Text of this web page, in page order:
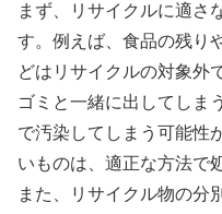
まず、リサイクルに適さ
す。例えば、食品の残り
どはリサイクルの対象外
ゴミと一緒に出してしま
で汚染してしまう可能性
いものは、適正な方法で
また、リサイクル物の分